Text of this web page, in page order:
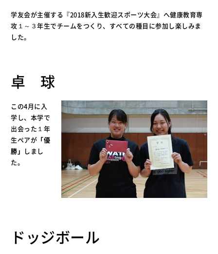
学友会が主催する『2018新入生歓迎スポーツ大会』へ健康教育専
攻１～３年生でチームをつくり、すべての種目に参加し楽しみま
した。
卓 球
この4月に入
学し、本学で
出会った１年
生ペアが 「優
勝」 しまし
た。
ドッジボール